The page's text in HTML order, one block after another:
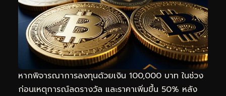
หากพิจารณาการลงทุนด้วยเงิน 100,000 บาท ในช่วง
ก่อนเหตุการณ์ลดรางวัล และราคาเพิ่มขึ้น 50% หลัง